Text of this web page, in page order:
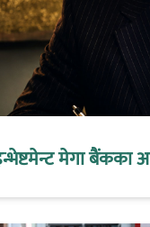
मेगा बैंकका